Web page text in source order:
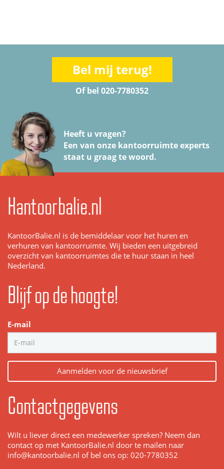
Bel mij terug!
Of bel 020-7780352
Heeft u vragen?
Een van onze kantoorruimte experts
staat u graag te woord.
Kantoorbalie.nl
KantoorBalie.nl is de bemiddelaar voor het huren en
verhuren van kantoorruimte. Wij bieden een uitgebreid
overzicht van kantoorruimtes die te huur staan in heel
Nederland.
Blijf op de hoogte!
E-mail
Aanmelden voor de nieuwsbrief
Contactgegevens
Wilt u liever direct een medewerker spreken? Neem dan
contact op met KantoorBalie.nl door te mailen naar
info@kantoorbalie.nl of bel ons op: 020-7780352